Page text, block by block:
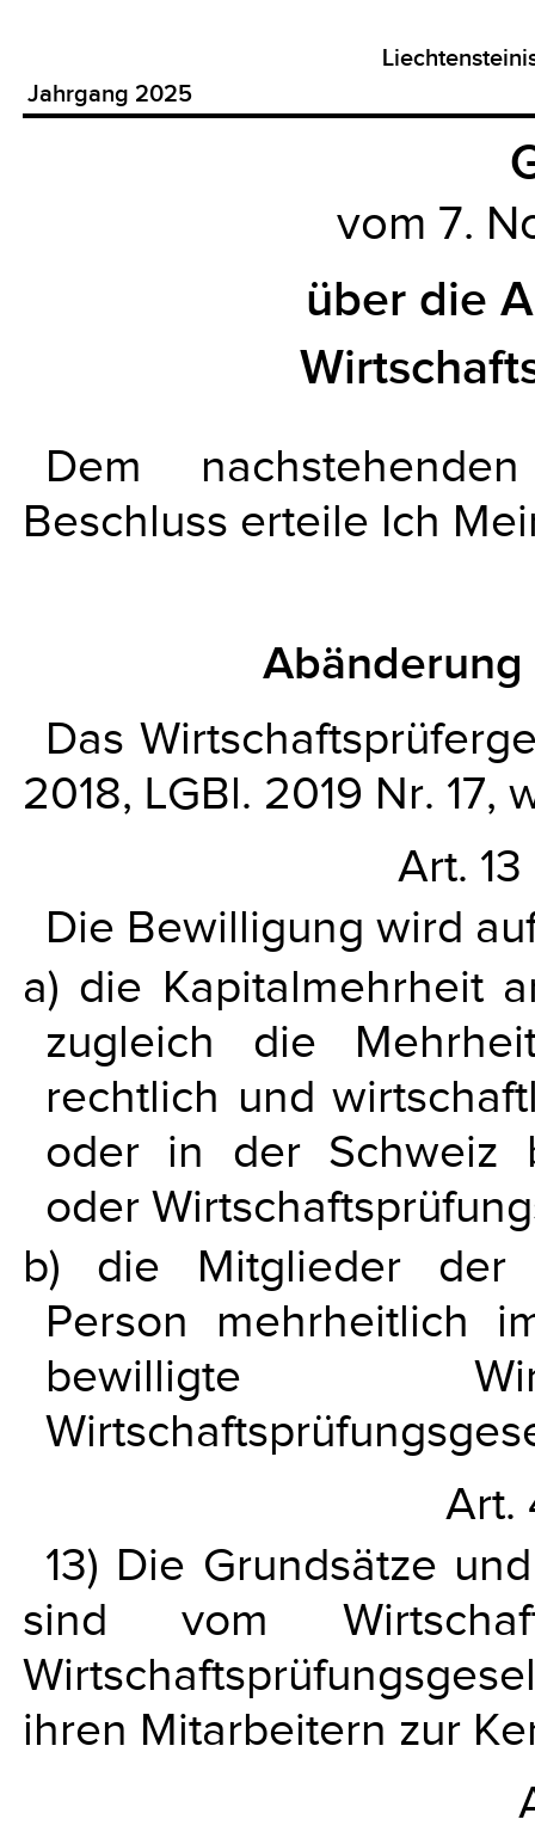
Jahrgang 2025
vom 7.
über die
Dem
Beschluss erteile Ich
Das
2018, LGBl. 2019 Nr.
Art.
Die Bewilligung wird
a) die Kapitalmehrheit
zugleich die
rechtlich und
oder in der Schweiz
oder
b) die Mitglieder der
Person mehrheitlich
bewilligte
Art.
13) Die Grundsätze
sind vom
ihren Mitarbeitern zur